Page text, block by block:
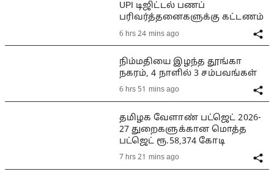
UPI டிஜிட்டல் பணப்
பரிவர்த்தனைகளுக்கு கட்டணம்
6 hrs 24 mins ago
நிம்மதியை இழந்த தூங்கா
நகரம், 4 நாளில் 3 சம்பவங்கள்
6 hrs 51 mins ago
தமிழக வேளாண் பட்ஜெட் 2026-
27 துறைகளுக்கான மொத்த
பட்ஜெட் ரூ.58,374 கோடி
7 hrs 21 mins ago